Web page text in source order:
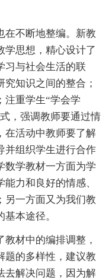
在不断地整编。新教
学思想，精心设计了
习与社会生活的联
知识之间的整合；
注重学生“学会学
，强调教师要通过情
在活动中教师要了解
并组织学生进行合作
数学教材一方面为学
力和良好的情感、
另一方面又为我们教
本途径。
材中的编排调整，
题的多样性，建议教
去解决问题，因为解